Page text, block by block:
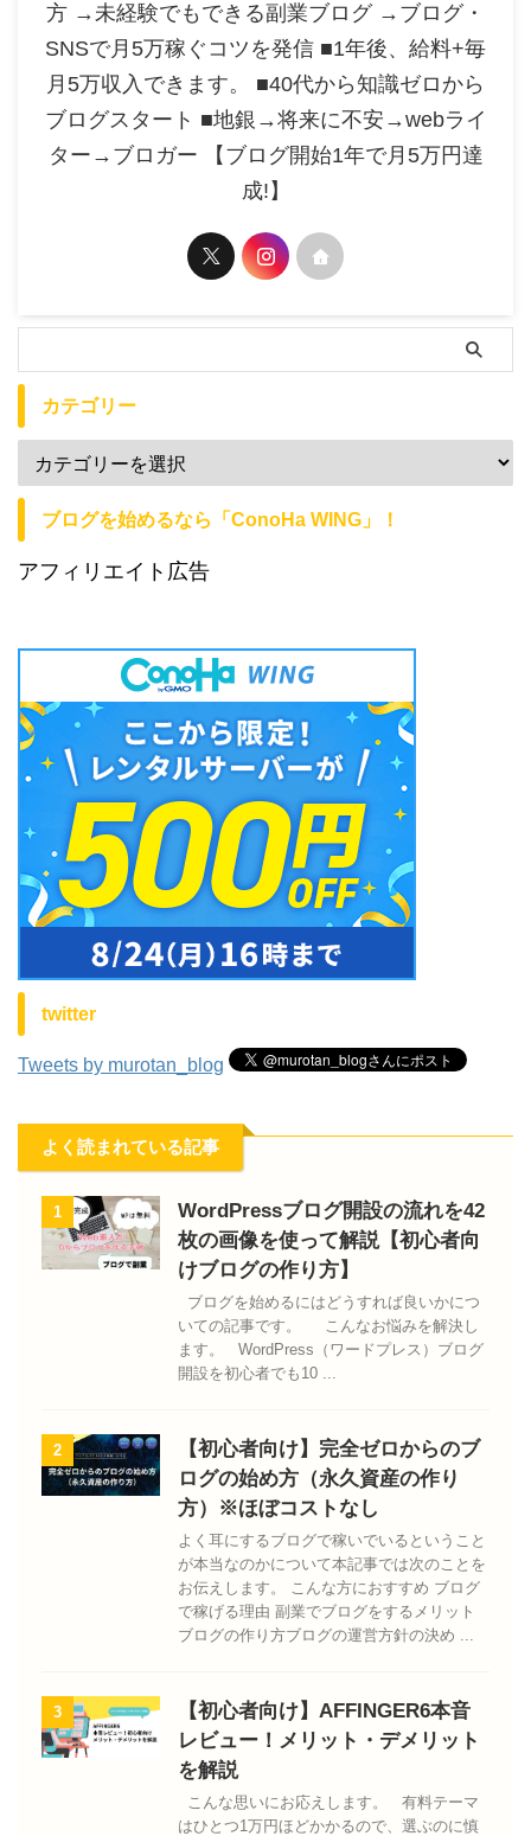
方 →未経験でもできる副業ブログ →ブログ・
SNSで月5万稼ぐコツを発信 ■1年後、給料+毎
月5万収入できます。 ■40代から知識ゼロから
ブログスタート ■地銀→将来に不安→webライ
ター→ブロガー 【ブログ開始1年で月5万円達
成!】
カテゴリー
ブログを始めるなら「ConoHa WING」！
アフィリエイト広告
twitter
Tweets by murotan_blog
よく読まれている記事
1
WordPressブログ開設の流れを42
枚の画像を使って解説【初心者向
けブログの作り方】
ブログを始めるにはどうすれば良いかにつ
いての記事です。 こんなお悩みを解決し
ます。 WordPress（ワードプレス）ブログ
開設を初心者でも10 ...
2
【初心者向け】完全ゼロからのブ
ログの始め方（永久資産の作り
方）※ほぼコストなし
よく耳にするブログで稼いでいるということ
が本当なのかについて本記事では次のことを
お伝えします。 こんな方におすすめ ブログ
で稼げる理由 副業でブログをするメリット
ブログの作り方ブログの運営方針の決め ...
3
【初心者向け】AFFINGER6本音
レビュー！メリット・デメリット
を解説
こんな思いにお応えします。 有料テーマ
はひとつ1万円ほどかかるので、選ぶのに慎